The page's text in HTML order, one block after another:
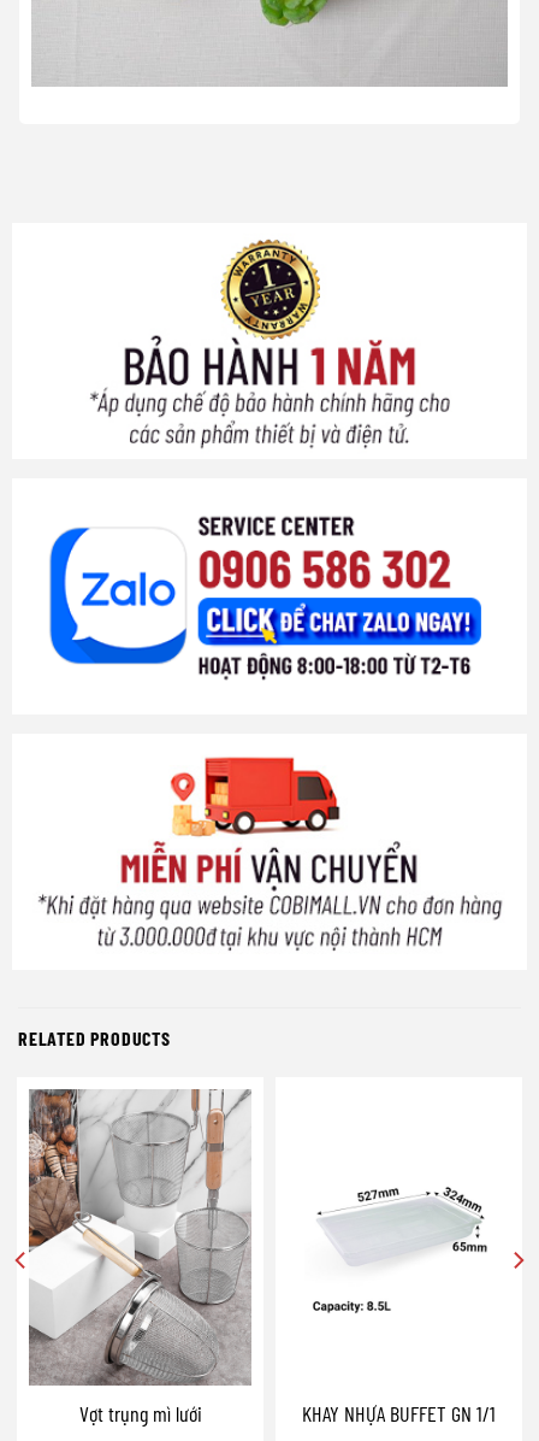
RELATED PRODUCTS
Vợt trụng mì lưới KHAY NHỰA BUFFET GN 1/1